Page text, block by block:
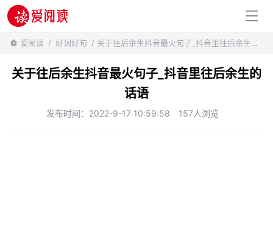
百科知识
爱阅读 / 好词好句 / 关于往后余生抖音最火句子_抖音里往后余生的话语
关于往后余生抖音最火句子_抖音里往后余生的
话语
发布时间：2022-9-17 10:59:58 157人浏览